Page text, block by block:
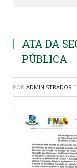
ATA DA
PÚBLICA
POR ADMINISTRADOR